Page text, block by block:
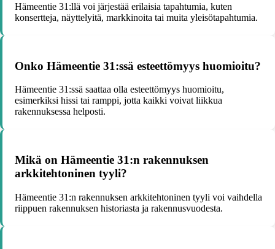
Hämeentie 31:llä voi järjestää erilaisia tapahtumia, kuten
konsertteja, näyttelyitä, markkinoita tai muita yleisötapahtumia.
Onko Hämeentie 31:ssä esteettömyys huomioitu?
Hämeentie 31:ssä saattaa olla esteettömyys huomioitu,
esimerkiksi hissi tai ramppi, jotta kaikki voivat liikkua
rakennuksessa helposti.
Mikä on Hämeentie 31:n rakennuksen
arkkitehtoninen tyyli?
Hämeentie 31:n rakennuksen arkkitehtoninen tyyli voi vaihdella
riippuen rakennuksen historiasta ja rakennusvuodesta.